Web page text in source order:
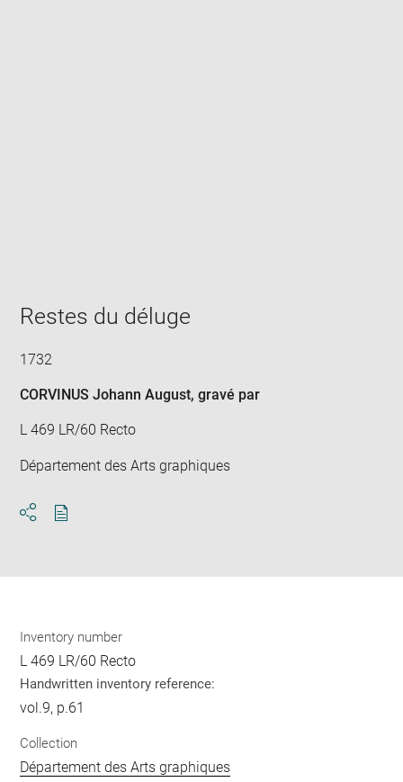
Restes du déluge
1732
CORVINUS Johann August, gravé par
L 469 LR/60 Recto
Département des Arts graphiques
Inventory number
L 469 LR/60 Recto
Handwritten inventory reference:
vol.9, p.61
Collection
Département des Arts graphiques